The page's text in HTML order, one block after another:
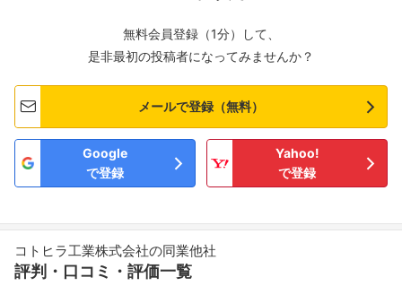
無料会員登録（1分）して、
是非最初の投稿者になってみませんか？
メールで登録（無料）
Google
で登録
Yahoo!
で登録
コトヒラ工業株式会社の同業他社
評判・口コミ・評価一覧